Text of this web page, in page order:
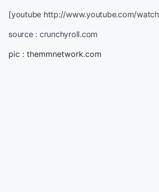
[youtube http://www.youtube.com/
source : crunchyroll.com
pic : themmnetwork.com